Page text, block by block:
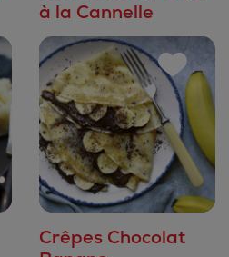
à la Cannelle
Crêpes Chocolat